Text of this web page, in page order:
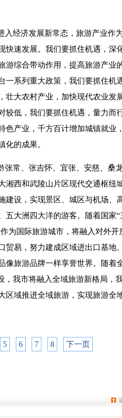
入经济发展新常态，旅游产业作
快速发展。我们要抓住机遇，深
游综合带动作用，提高旅游产业
一系列重大政策，我们要抓住机
壮大农村产业，加快现代农业发
较低，我们要抓住机遇，量力而
色产业，千方百计增加城镇就业
化的成果。
张常、张吉怀、宜张、安慈、桑
湘西和武陵山片区现代交通枢纽
建设，实现景区、城区与机场、
五大洲四大洋的游客。随着国家
为国际旅游城市，将融入对外开
贸易，努力建成区域进出口基地
像旅游品牌一样享誉世界。随着
，我市将融入全域旅游新格局，
区域推进全域旅游，实现旅游全
5 6 7 8 下一页